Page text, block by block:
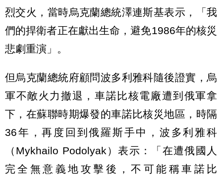
烈交火，當時烏克蘭總統澤連斯基表示，「我
們的捍衛者正在獻出生命，避免1986年的核災
悲劇重演」。
但烏克蘭總統府顧問波多利雅科隨後證實，烏
軍不敵火力撤退，車諾比核電廠遭到俄軍拿
下，在蘇聯時期爆發的車諾比核災地區，時隔
36年，再度回到俄羅斯手中，波多利雅科
（Mykhailo Podolyak）表示：「在遭俄國人
完全無意義地攻擊後，不可能稱車諾比